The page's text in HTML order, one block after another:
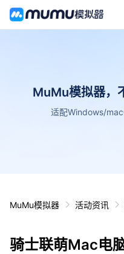
MuMu模拟器，
适配Windows/
MuMu模拟器 活动资讯
骑士联萌Mac电